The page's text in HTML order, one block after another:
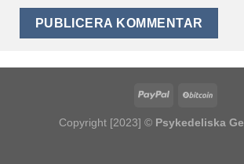
Copyright [2023] © Psykedeliska